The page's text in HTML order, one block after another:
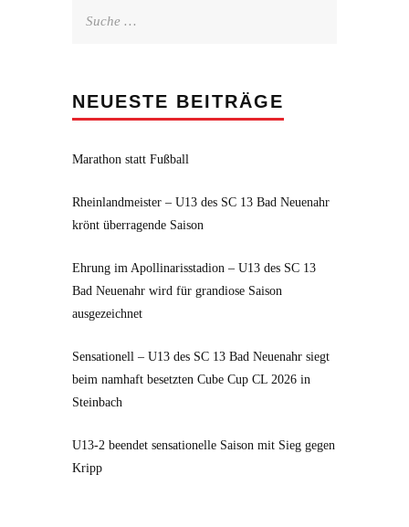
NEUESTE BEITRÄGE
Marathon statt Fußball
Rheinlandmeister – U13 des SC 13 Bad Neuenahr
krönt überragende Saison
Ehrung im Apollinarisstadion – U13 des SC 13
Bad Neuenahr wird für grandiose Saison
ausgezeichnet
Sensationell – U13 des SC 13 Bad Neuenahr siegt
beim namhaft besetzten Cube Cup CL 2026 in
Steinbach
U13-2 beendet sensationelle Saison mit Sieg gegen
Kripp